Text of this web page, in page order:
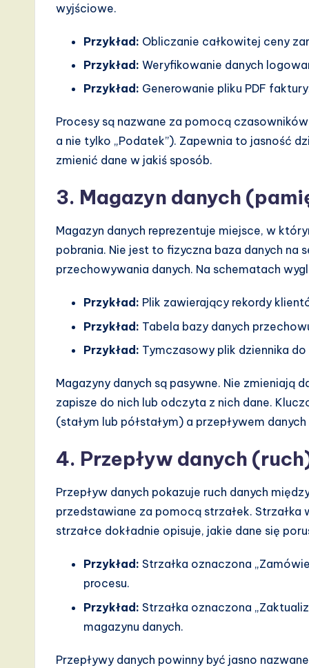
wyjściowe.
Przykład: Obliczanie całkowitej ceny
Przykład: Weryfikowanie danych
Przykład: Generowanie pliku PDF
Procesy są nazwane za pomocą
a nie tylko „Podatek”). Zapewnia to jasność
zmienić dane w jakiś sposób.
3. Magazyn danych
Magazyn danych reprezentuje miejsce, w
pobrania. Nie jest to fizyczna baza danych na
przechowywania danych. Na schematach
Przykład: Plik zawierający rekordy
Przykład: Tabela bazy danych
Przykład: Tymczasowy plik dziennika
Magazyny danych są pasywne. Nie zmieniają
zapisze do nich lub odczyta z nich dane.
(stałym lub półstałym) a przepływem
4. Przepływ danych
Przepływ danych pokazuje ruch danych
przedstawiane za pomocą strzałek. Strzałka
strzałce dokładnie opisuje, jakie dane się
Przykład: Strzałka oznaczona
procesu.
Przykład: Strzałka oznaczona
magazynu danych.
Przepływy danych powinny być jasno